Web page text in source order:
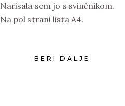
Narisala sem jo s svinčnikom.
Na pol strani lista A4.
BERI DALJE